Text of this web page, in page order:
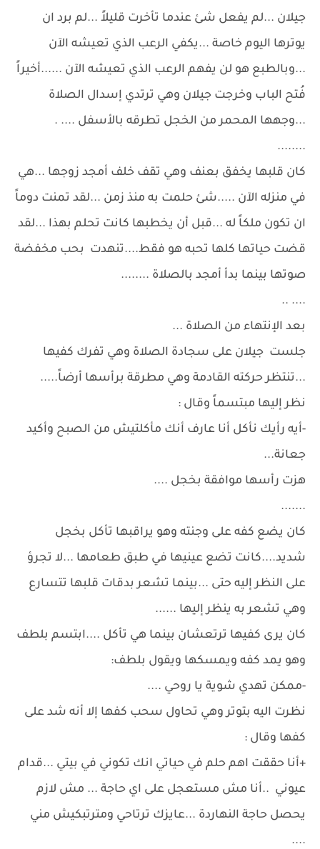
جيلان ...لم يفعل شئ عندما تأخرت قليلاً ...لم برد ان
يوترها اليوم خاصة ...يكفي الرعب الذي تعيشه الآن
...وبالطبع هو لن يفهم الرعب الذي تعيشه الآن ......أخيراً
فُتح الباب وخرجت جيلان وهي ترتدي إسدال الصلاة
...وجهها المحمر من الخجل تطرقه بالأسفل .... .
........
كان قلبها يخفق بعنف وهي تقف خلف أمجد زوجها ...هي
في منزله الآن .....شئ حلمت به منذ زمن ...لقد تمنت دوماً
ان تكون ملكاً له ...قبل أن يخطبها كانت تحلم بهذا ...لقد
قضت حياتها كلها تحبه هو فقط....تنهدت بحب مخفضة
صوتها بينما بدأ أمجد بالصلاة ........
.... ..
بعد الإنتهاء من الصلاة ...
جلست جيلان على سجادة الصلاة وهي تفرك كفيها
...تنتظر حركته القادمة وهي مطرقة برأسها أرضاً.....
نظر إليها مبتسماً وقال :
-أيه رأيك نأكل أنا عارف أنك مأكلتيش من الصبح وأكيد
جعانة...
هزت رأسها موافقة بخجل ....
.......
كان يضع كفه على وجنته وهو يراقبها تأكل بخجل
شديد....كانت تضع عينيها في طبق طعامها ...لا تجرؤ
على النظر إليه حتى ...بينما تشعر بدقات قلبها تتسارع
وهي تشعر به ينظر إليها ......
كان يرى كفيها ترتعشان بينما هي تأكل ....ابتسم بلطف
وهو يمد كفه ويمسكها ويقول بلطف:
-ممكن تهدي شوية يا روحي ....
نظرت اليه بتوتر وهي تحاول سحب كفها إلا أنه شد على
كفها وقال :
+أنا حققت اهم حلم في حياتي انك تكوني في بيتي ...قدام
عيوني ..أنا مش مستعجل على اي حاجة ... مش لازم
يحصل حاجة النهاردة ...عايزك ترتاحي ومترتبكيش مني
....